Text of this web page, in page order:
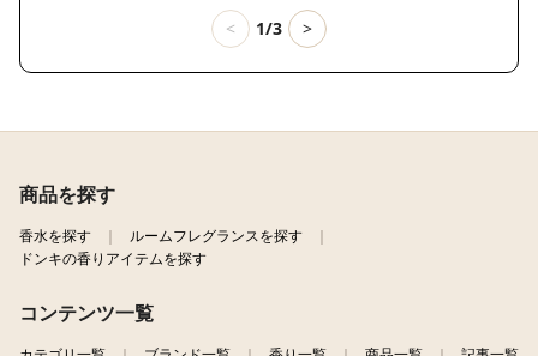
< 1/3 >
商品を探す
香水を探す
ルームフレグランスを探す
ドンキの香りアイテムを探す
コンテンツ一覧